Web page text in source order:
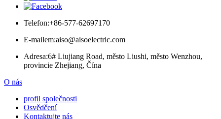
Telefon:+86-577-62697170
E-mailem:aiso@aisoelectric.com
Adresa:6# Liujiang Road, město Liushi, město Wenzhou,
provincie Zhejiang, Čína
O nás
profil společnosti
Osvědčení
Kontaktujte nás